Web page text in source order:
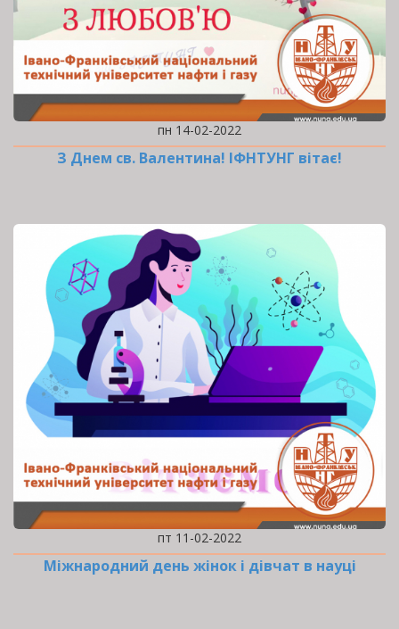
пн 14-02-2022
З Днем св. Валентина! ІФНТУНГ вітає!
пт 11-02-2022
Міжнародний день жінок і дівчат в науці